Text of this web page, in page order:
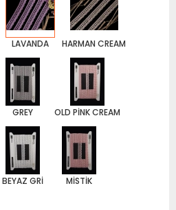
LAVANDA HARMAN CREAM
GREY OLD PİNK CREAM
BEYAZ GRİ MİSTİK